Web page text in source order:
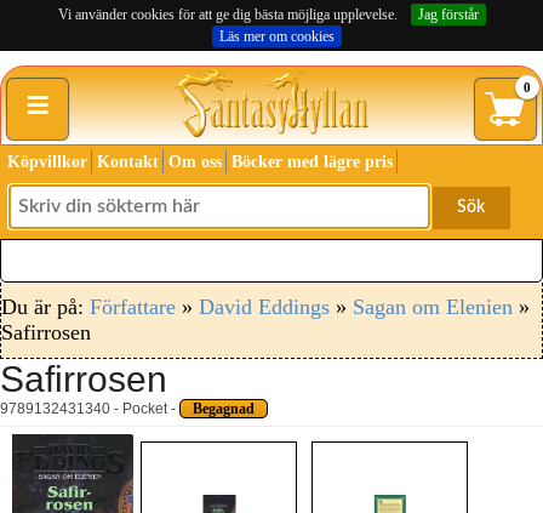
Vi använder cookies för att ge dig bästa möjliga upplevelse.
Jag förstår
Läs mer om cookies
≡ 0
Köpvillkor Kontakt Om oss Böcker med lägre pris
Sök
Du är på: Författare » David Eddings » Sagan om Elenien »
Safirrosen
Safirrosen
9789132431340 - Pocket - Begagnad